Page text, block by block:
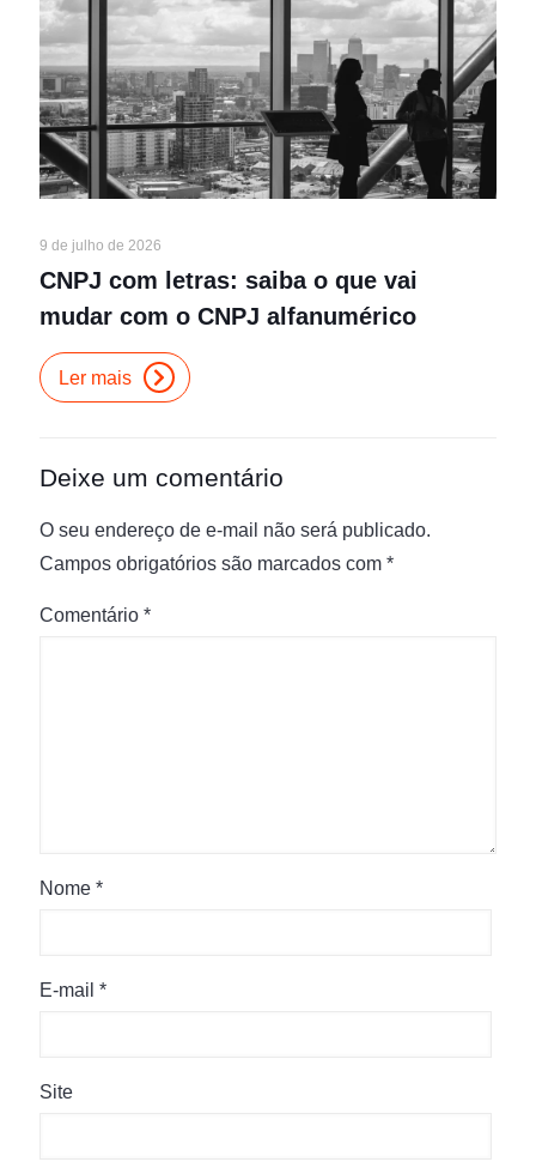
9 de julho de 2026
CNPJ com letras: saiba o que vai
mudar com o CNPJ alfanumérico
Ler mais
Deixe um comentário
O seu endereço de e-mail não será publicado.
Campos obrigatórios são marcados com *
Comentário *
Nome *
E-mail *
Site